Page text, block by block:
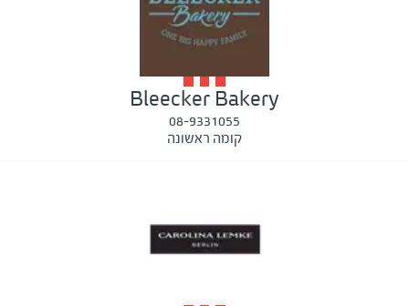
Bleecker Bakery
08-9331055
קומה ראשונה